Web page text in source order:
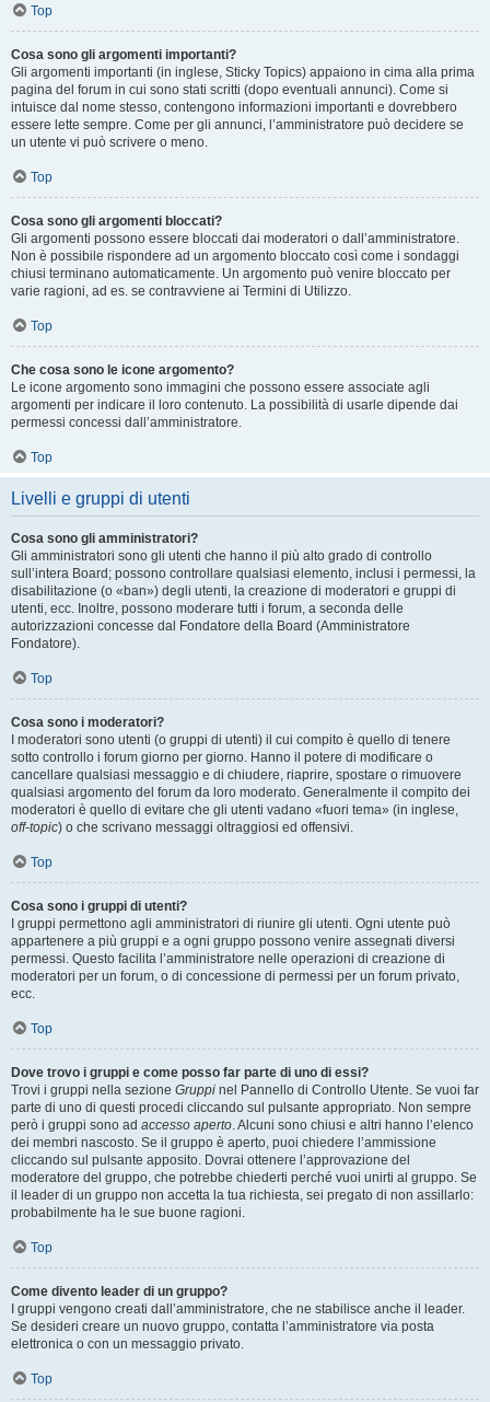
Top
Cosa sono gli argomenti importanti?
Gli argomenti importanti (in inglese, Sticky Topics) appaiono in cima alla prima
pagina del forum in cui sono stati scritti (dopo eventuali annunci). Come si
intuisce dal nome stesso, contengono informazioni importanti e dovrebbero
essere lette sempre. Come per gli annunci, l’amministratore può decidere se
un utente vi può scrivere o meno.
Top
Cosa sono gli argomenti bloccati?
Gli argomenti possono essere bloccati dai moderatori o dall’amministratore.
Non è possibile rispondere ad un argomento bloccato così come i sondaggi
chiusi terminano automaticamente. Un argomento può venire bloccato per
varie ragioni, ad es. se contravviene ai Termini di Utilizzo.
Top
Che cosa sono le icone argomento?
Le icone argomento sono immagini che possono essere associate agli
argomenti per indicare il loro contenuto. La possibilità di usarle dipende dai
permessi concessi dall’amministratore.
Top
Livelli e gruppi di utenti
Cosa sono gli amministratori?
Gli amministratori sono gli utenti che hanno il più alto grado di controllo
sull’intera Board; possono controllare qualsiasi elemento, inclusi i permessi, la
disabilitazione (o «ban») degli utenti, la creazione di moderatori e gruppi di
utenti, ecc. Inoltre, possono moderare tutti i forum, a seconda delle
autorizzazioni concesse dal Fondatore della Board (Amministratore
Fondatore).
Top
Cosa sono i moderatori?
I moderatori sono utenti (o gruppi di utenti) il cui compito è quello di tenere
sotto controllo i forum giorno per giorno. Hanno il potere di modificare o
cancellare qualsiasi messaggio e di chiudere, riaprire, spostare o rimuovere
qualsiasi argomento del forum da loro moderato. Generalmente il compito dei
moderatori è quello di evitare che gli utenti vadano «fuori tema» (in inglese,
off-topic) o che scrivano messaggi oltraggiosi ed offensivi.
Top
Cosa sono i gruppi di utenti?
I gruppi permettono agli amministratori di riunire gli utenti. Ogni utente può
appartenere a più gruppi e a ogni gruppo possono venire assegnati diversi
permessi. Questo facilita l’amministratore nelle operazioni di creazione di
moderatori per un forum, o di concessione di permessi per un forum privato,
ecc.
Top
Dove trovo i gruppi e come posso far parte di uno di essi?
Trovi i gruppi nella sezione Gruppi nel Pannello di Controllo Utente. Se vuoi far
parte di uno di questi procedi cliccando sul pulsante appropriato. Non sempre
però i gruppi sono ad accesso aperto. Alcuni sono chiusi e altri hanno l’elenco
dei membri nascosto. Se il gruppo è aperto, puoi chiedere l’ammissione
cliccando sul pulsante apposito. Dovrai ottenere l’approvazione del
moderatore del gruppo, che potrebbe chiederti perché vuoi unirti al gruppo. Se
il leader di un gruppo non accetta la tua richiesta, sei pregato di non assillarlo:
probabilmente ha le sue buone ragioni.
Top
Come divento leader di un gruppo?
I gruppi vengono creati dall’amministratore, che ne stabilisce anche il leader.
Se desideri creare un nuovo gruppo, contatta l’amministratore via posta
elettronica o con un messaggio privato.
Top